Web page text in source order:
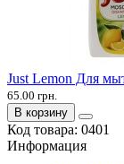
Just Lemon Для
65.00 грн.
В корзину
Код товара: 0401
Информация